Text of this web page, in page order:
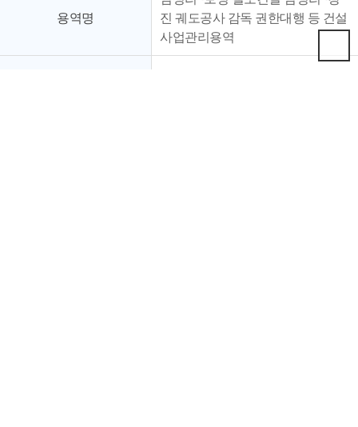
용역명
진 궤도공사 감독 권한대행 등 건설
사업관리용역